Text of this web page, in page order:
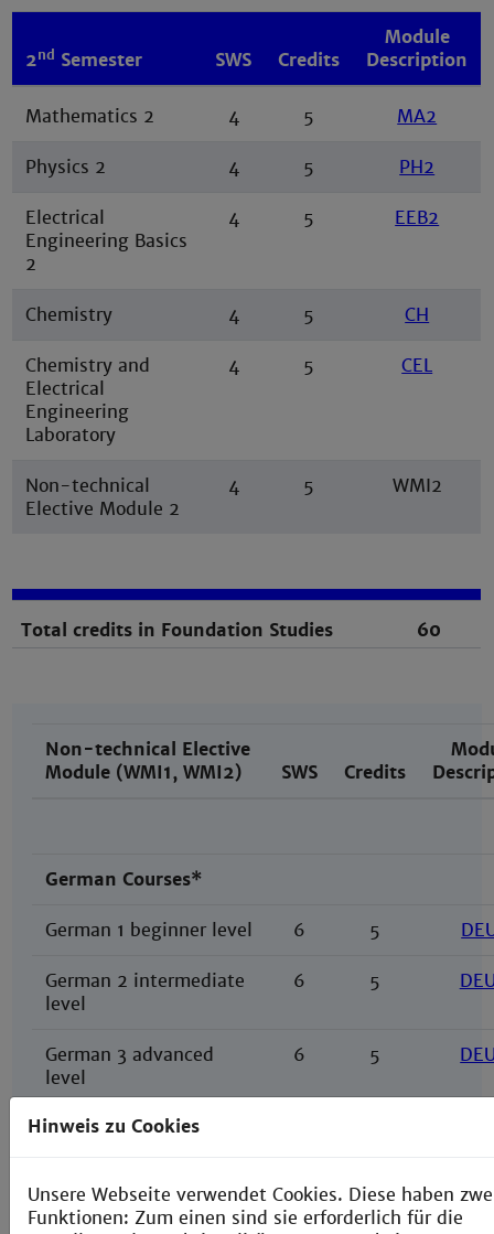
2nd Semester SWS Credits
Module
Description
Mathematics 2 4 5 MA2
Physics 2 4 5 PH2
Electrical
Engineering Basics
2
4 5 EEB2
Chemistry 4 5 CH
Chemistry and
Electrical
Engineering
Laboratory
4 5 CEL
Non-technical
Elective Module 2
4 5 WMI2
Total credits in Foundation Studies 60
Non-technical Elective
Module (WMI1, WMI2)
SWS Credits
German Courses*
German 1 beginner level 6 5
German 2 intermediate
level
6 5
German 3 advanced
level
6 5
German for academic
Hinweis zu Cookies
Unsere Webseite verwendet Cookies. Diese haben
Funktionen: Zum einen sind sie erforderlich für die